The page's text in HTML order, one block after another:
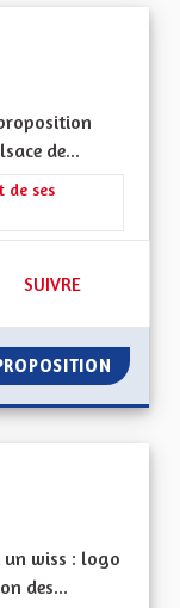
de...
de ses
52 ABONNÉS
SUIVRE
NE
un wiss : logo
des...